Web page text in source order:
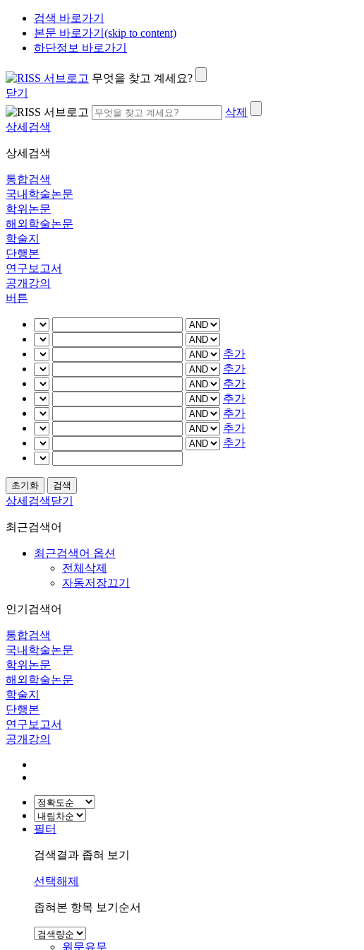
검색 바로가기
본문 바로가기(skip to content)
하단정보 바로가기
무엇을 찾고 계세요?
닫기
삭제
상세검색
상세검색
통합검색
국내학술논문
학위논문
해외학술논문
학술지
단행본
연구보고서
공개강의
버튼
추가
추가
추가
추가
추가
추가
추가
상세검색닫기
최근검색어
최근검색어 옵션
전체삭제
자동저장끄기
인기검색어
통합검색
국내학술논문
학위논문
해외학술논문
학술지
단행본
연구보고서
공개강의
필터
검색결과 좁혀 보기
선택해제
좁혀본 항목 보기순서
원문유무